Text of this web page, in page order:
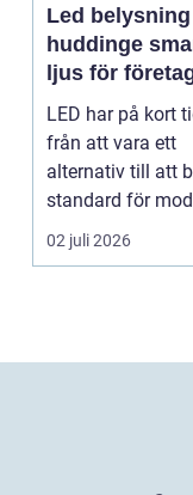
Led
huddinge smartare
ljus för
fastigheter
LED har på kort
från att vara ett
alternativ till att
standard för
belysning. Fö...
02 juli 2026